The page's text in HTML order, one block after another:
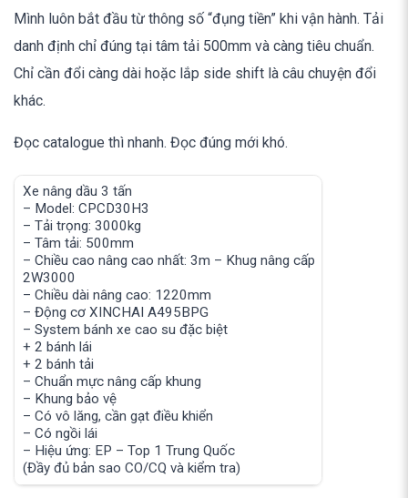
Mình luôn bắt đầu từ thông số “đụng tiền” khi vận hành. Tải
danh định chỉ đúng tại tâm tải 500mm và càng tiêu chuẩn.
Chỉ cần đổi càng dài hoặc lắp side shift là câu chuyện đổi
khác.
Đọc catalogue thì nhanh. Đọc đúng mới khó.
Xe nâng dầu 3 tấn
– Model: CPCD30H3
– Tải trọng: 3000kg
– Tâm tải: 500mm
– Chiều cao nâng cao nhất: 3m – Khug nâng cấp
2W3000
– Chiều dài nâng cao: 1220mm
– Động cơ XINCHAI A495BPG
– System bánh xe cao su đặc biệt
+ 2 bánh lái
+ 2 bánh tải
– Chuẩn mực nâng cấp khung
– Khung bảo vệ
– Có vô lăng, cần gạt điều khiển
– Có ngồi lái
– Hiệu ứng: EP – Top 1 Trung Quốc
(Đầy đủ bản sao CO/CQ và kiểm tra)